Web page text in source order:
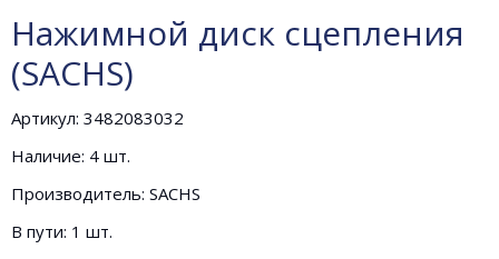
Нажимной диск сцепления
(SACHS)
Артикул: 3482083032
Наличие: 4 шт.
Производитель: SACHS
В пути: 1 шт.